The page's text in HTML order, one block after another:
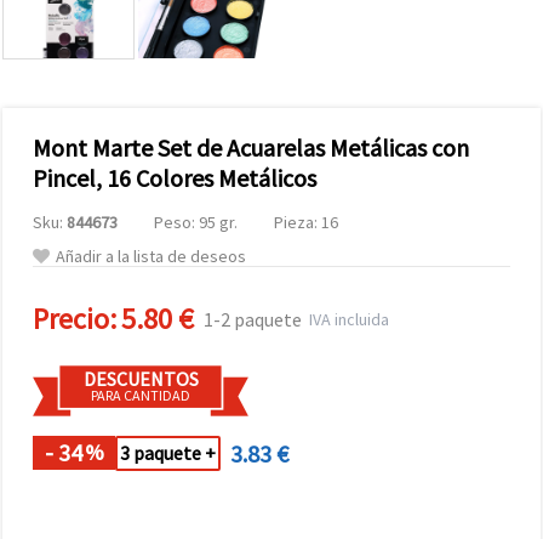
Mont Marte Set de Acuarelas Metálicas con
Pincel, 16 Colores Metálicos
Sku: 844673 Peso: 95 gr.
Pieza: 16
Añadir a la lista de deseos
Precio:5.80 € 1-2 paquete IVA incluida
DESCUENTOS
PARA CANTIDAD
- 34% 3 paquete + 3.83 €